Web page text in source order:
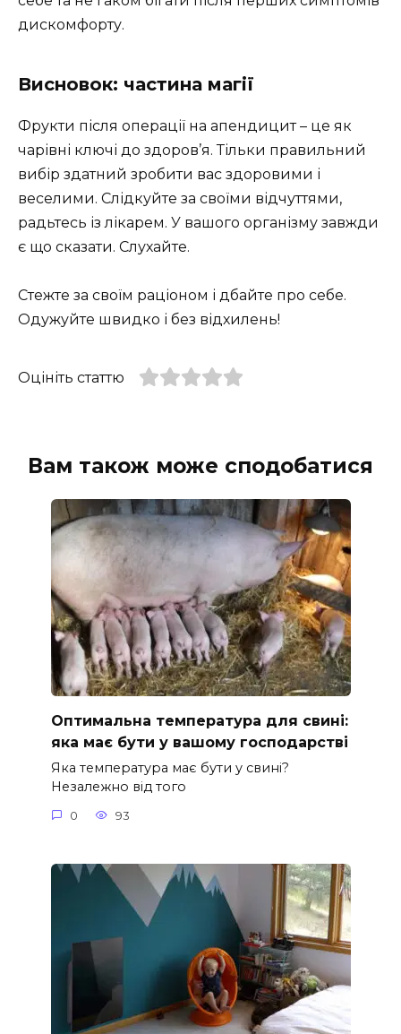
дискомфорту.
Висновок: частина магії
Фрукти після операції на апендицит – це як
чарівні ключі до здоров’я. Тільки правильний
вибір здатний зробити вас здоровими і
веселими. Слідкуйте за своїми відчуттями,
радьтесь із лікарем. У вашого організму завжди
є що сказати. Слухайте.
Стежте за своїм раціоном і дбайте про себе.
Одужуйте швидко і без відхилень!
Оцініть статтю
Вам також може сподобатися
Оптимальна температура для свині:
яка має бути у вашому господарстві
Яка температура має бути у свині?
Незалежно від того
0 93